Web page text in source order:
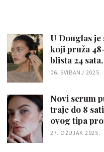
U Douglas
koji pruža
blista 24
06. SVIBANJ 2025.
Novi serum
traje do 8
ovog tipa
27. OŽUJAK 2025.